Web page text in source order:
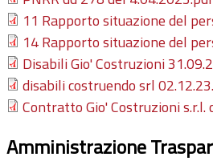
11 Rapporto situazione del
14 Rapporto situazione del
Disabili Gio' Costruzioni
disabili costruendo srl
Contratto Gio' Costruzioni s.r.l.
Amministrazione